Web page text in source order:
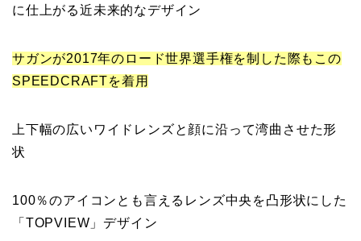
に仕上がる近未来的なデザイン
サガンが2017年のロード世界選手権を制した際もこの
SPEEDCRAFTを着用
上下幅の広いワイドレンズと顔に沿って湾曲させた形
状
100％のアイコンとも言えるレンズ中央を凸形状にした
「TOPVIEW」デザイン